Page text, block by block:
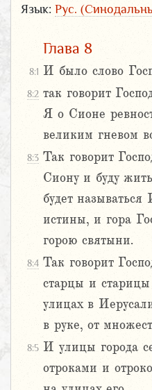
Язык: Рус.
Глава 8
8:1 И было слово
8:2 так говорит
Я о Сионе
великим гневом
8:3 Так говорит
Сиону и буду
будет
истины, и гора
горою святыни.
8:4 Так говорит
старцы и старицы
улицах в
в руке, от
8:5 И улицы города
отроками и